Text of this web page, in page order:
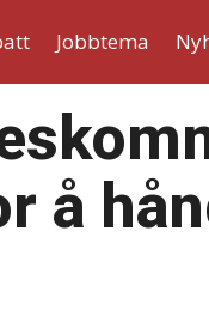
Jobbtema
å